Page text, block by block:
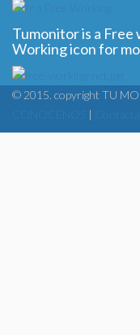
Tumonitor is a
Working icon for
© 2015. copyright TU
|